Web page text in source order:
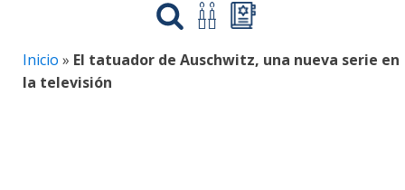
Inicio » El tatuador de Auschwitz, una nueva serie en
la televisión